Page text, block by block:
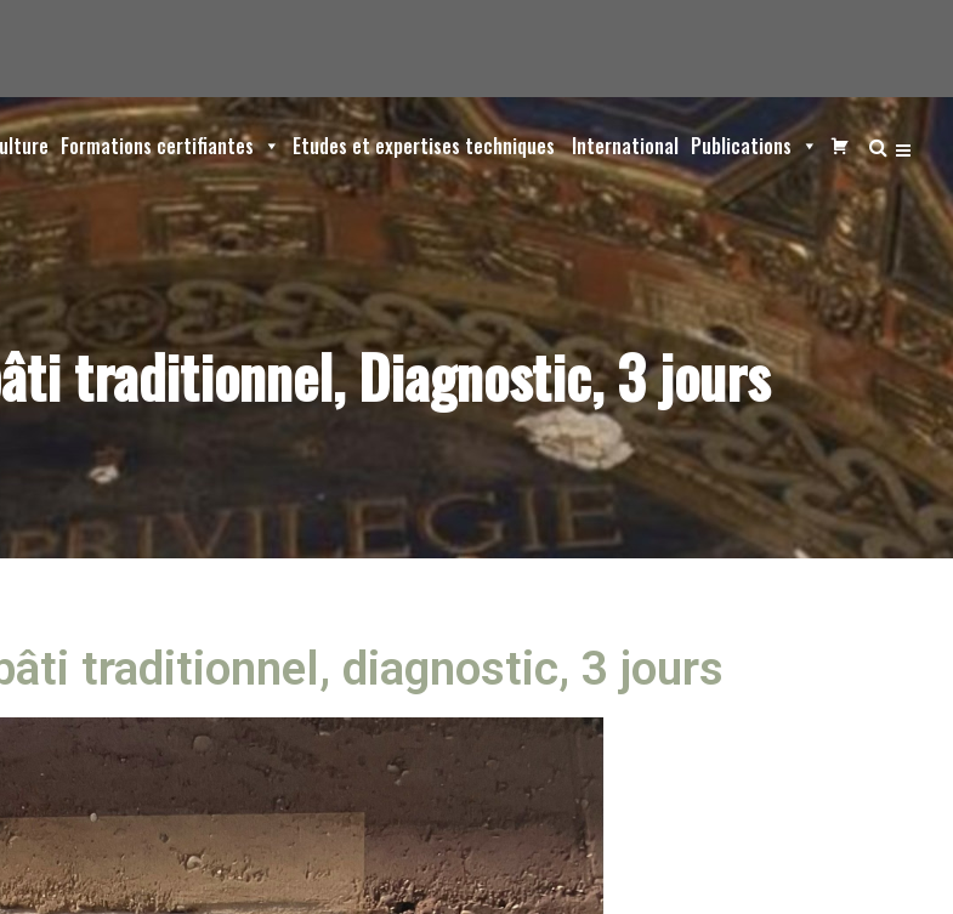
Formations certifiantes Etudes et expertises techniques International Publications
traditionnel, Diagnostic, 3 jours
traditionnel, diagnostic, 3 jours